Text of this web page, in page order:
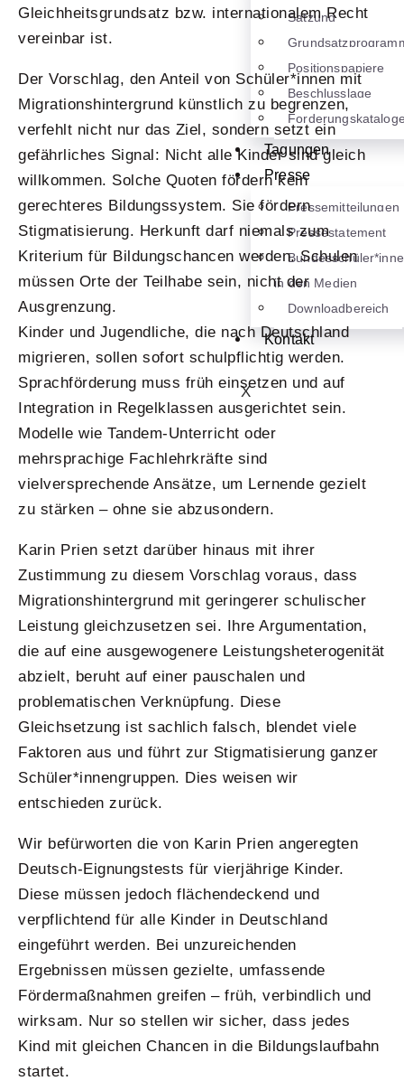
Satzung
Positionspapiere
Beschlusslage
Tagungen
Presse
Pressemitteilungen
Pressestatement
in den Medien
Downloadbereich
Kontakt
X
Gleichheitsgrundsatz bzw. internationalem Recht
vereinbar ist.
Der Vorschlag, den Anteil von Schüler*innen mit
Migrationshintergrund künstlich zu begrenzen,
verfehlt nicht nur das Ziel, sondern setzt ein
gefährliches Signal: Nicht alle Kinder sind gleich
willkommen. Solche Quoten fördern kein
gerechteres Bildungssystem. Sie fördern
Stigmatisierung. Herkunft darf niemals zum
Kriterium für Bildungschancen werden. Schulen
müssen Orte der Teilhabe sein, nicht der
Ausgrenzung.
Kinder und Jugendliche, die nach Deutschland
migrieren, sollen sofort schulpflichtig werden.
Sprachförderung muss früh einsetzen und auf
Integration in Regelklassen ausgerichtet sein.
Modelle wie Tandem-Unterricht oder
mehrsprachige Fachlehrkräfte sind
vielversprechende Ansätze, um Lernende gezielt
zu stärken – ohne sie abzusondern.
Karin Prien setzt darüber hinaus mit ihrer
Zustimmung zu diesem Vorschlag voraus, dass
Migrationshintergrund mit geringerer schulischer
Leistung gleichzusetzen sei. Ihre Argumentation,
die auf eine ausgewogenere Leistungsheterogenität
abzielt, beruht auf einer pauschalen und
problematischen Verknüpfung. Diese
Gleichsetzung ist sachlich falsch, blendet viele
Faktoren aus und führt zur Stigmatisierung ganzer
Schüler*innengruppen. Dies weisen wir
entschieden zurück.
Wir befürworten die von Karin Prien angeregten
Deutsch-Eignungstests für vierjährige Kinder.
Diese müssen jedoch flächendeckend und
verpflichtend für alle Kinder in Deutschland
eingeführt werden. Bei unzureichenden
Ergebnissen müssen gezielte, umfassende
Fördermaßnahmen greifen – früh, verbindlich und
wirksam. Nur so stellen wir sicher, dass jedes
Kind mit gleichen Chancen in die Bildungslaufbahn
startet.